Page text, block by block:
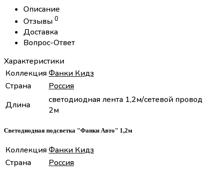
Описание
Отзывы 0
Доставка
Вопрос-Ответ
Характеристики
КоллекцияФанки Кидз
Страна
Россия
Длина
светодиодная лента 1,2м/сетевой провод
2м
Светодиодная подсветка "Фанки Авто" 1,2м
КоллекцияФанки Кидз
Страна
Россия